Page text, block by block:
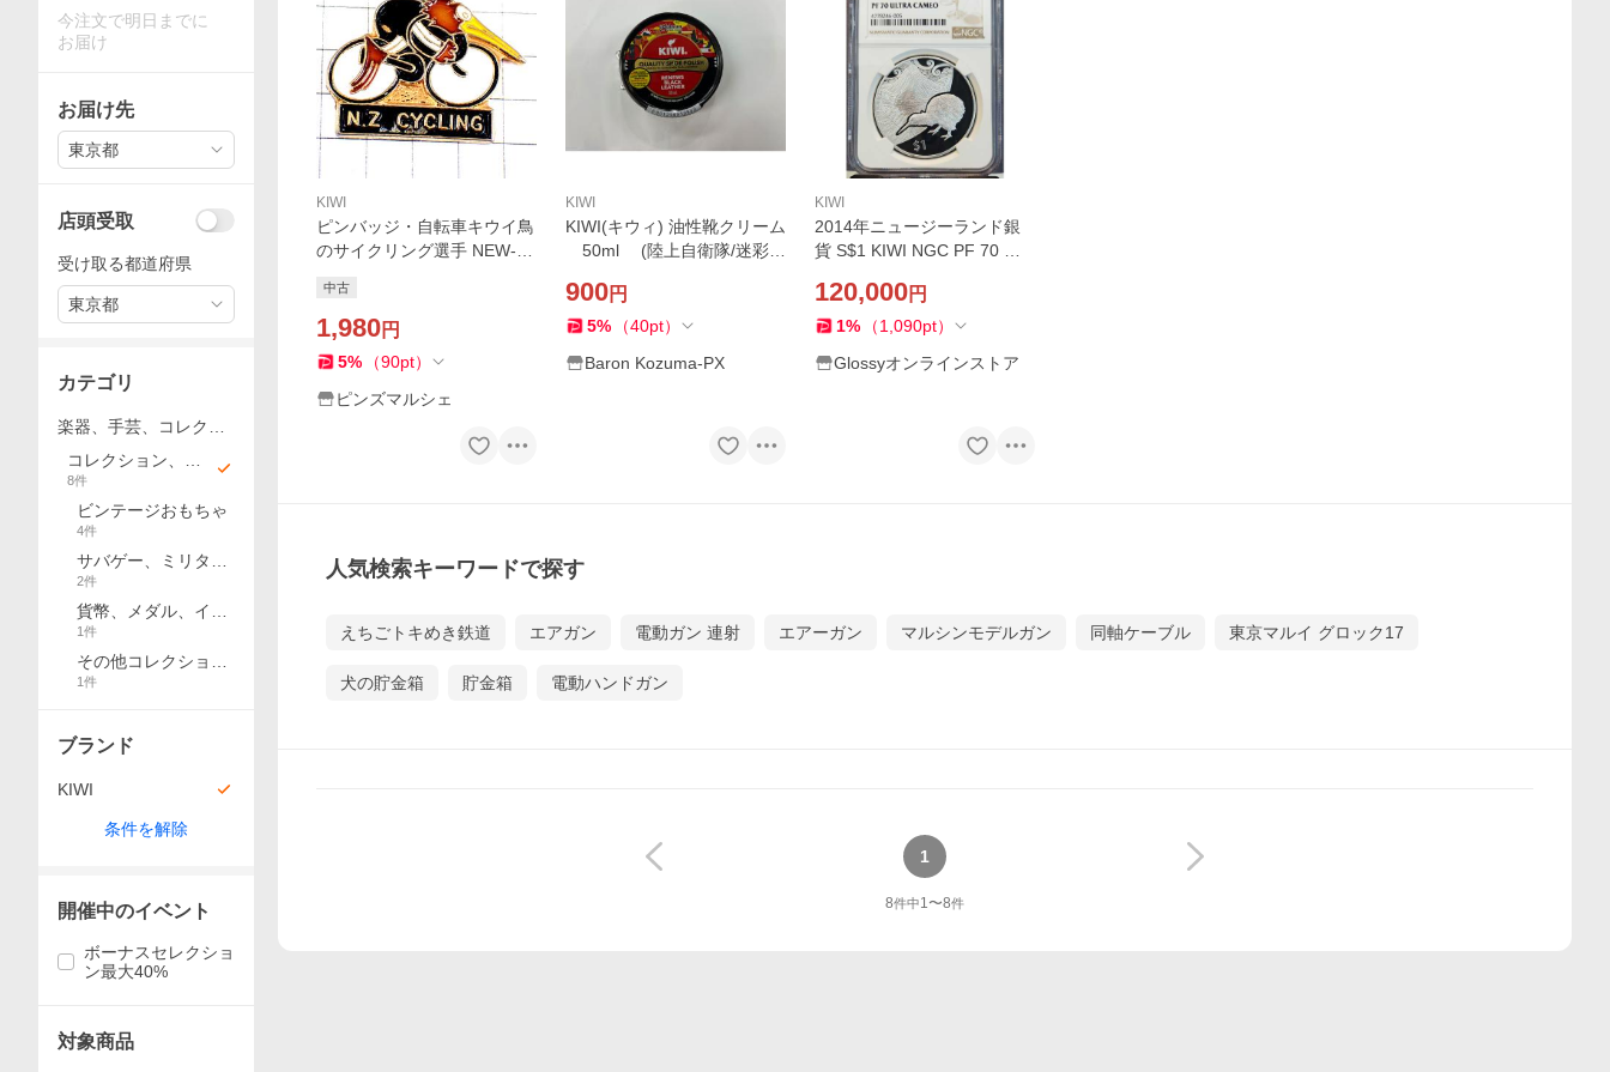
KIWI
ピンバッジ・自転車キウイ鳥
のサイクリング選手 NEW-Z
ランス限定ピンズ◆レアなヴ
ィンテージものピンバッチ
中古
1,980円
5% （90pt）
ピンズマルシェ
KIWI
KIWI(キウィ) 油性靴クリーム
50ml (陸上自衛隊/迷彩/
リー/アウトドア)
900円
5% （40pt）
Baron Kozuma-PX
KIWI
2014年ニュージーランド銀
貨 S$1 KIWI NGC PF 70 ウ
数
120,000円
1% （1,090pt）
Glossyオンラインストア
人気検索キーワードで探す
えちごトキめき鉄道 エアガン 電動ガン 連射 エアーガン マルシンモデルガン 同軸ケーブル 東京マルイ グロック17
犬の貯金箱 貯金箱 電動ハンドガン
1
8件中1〜8件
今注文で明日までに
お届け
お届け先
東京都
店頭受取
受け取る都道府県
東京都
カテゴリ
楽器、手芸、コレクシ
ョン
コレクション、趣
味
8件
ビンテージおもちゃ
4件
サバゲー、ミリタリ
ー
2件
貨幣、メダル、イン
ゴット
1件
その他コレクショ
ン、趣味
1件
ブランド
KIWI
条件を解除
開催中のイベント
ボーナスセレクショ
ン最大40%
対象商品